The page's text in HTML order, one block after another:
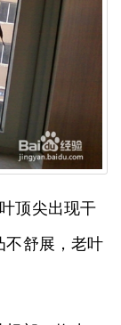
顶尖出现干
不舒展，老叶